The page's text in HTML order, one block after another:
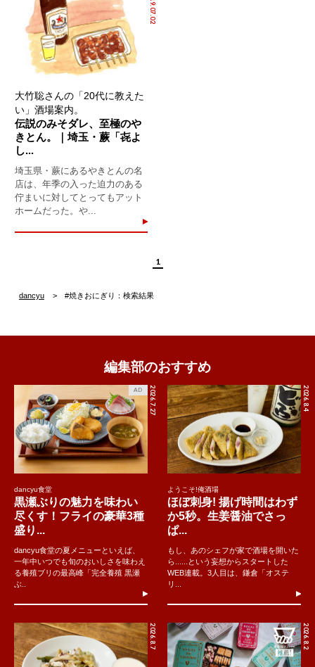
大竹聡さんの「20代に教えた
い」酒場案内。
伝説のみそダレ、至極のや
きとん。｜埼玉・蕨「㐂よ
し...
埼玉県・蕨にあるやきとんの名
店は、年季の入った迫力のある
佇まいに対してとってもアット
ホームだった。や...
1
dancyu #焼きおにぎり：検索結果
編集部のおすすめ
2026.7.27
AD
dancyu食堂
黒瀬ぶりの魅力を味わい
尽くす！フライの豪華3種
盛り...
dancyu食堂の夏メニューといえば、
一年中いつでも旬のおいしさを味わえ
る養殖ブリの最高峰「完全養殖 黒瀬
ぶ..
2026.8.4
ようこそ!俺酒場
ほぼ刺身! 揚げ時間はわず
か5秒。生姜醤油でさっ
ぱ...
もし、あのシェフが家で酒場を開いた
ら......という妄想からスタートした
WEB連載。3人目は、鎌倉「オステ
リ...
2026.8.7 2026.8.2